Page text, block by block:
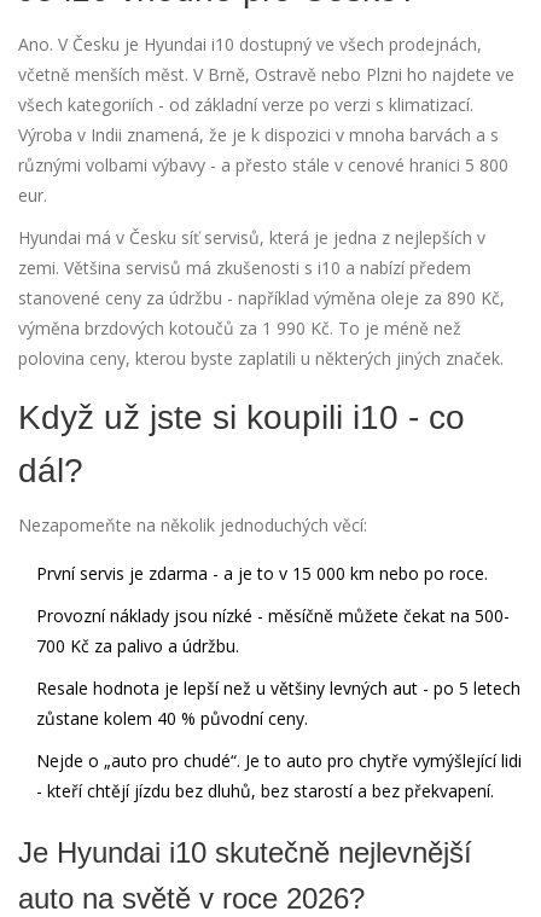
Ano. V Česku je Hyundai i10 dostupný ve všech prodejnách,
včetně menších měst. V Brně, Ostravě nebo Plzni ho najdete ve
všech kategoriích - od základní verze po verzi s klimatizací.
Výroba v Indii znamená, že je k dispozici v mnoha barvách a s
různými volbami výbavy - a přesto stále v cenové hranici 5 800
eur.
Hyundai má v Česku síť servisů, která je jedna z nejlepších v
zemi. Většina servisů má zkušenosti s i10 a nabízí předem
stanovené ceny za údržbu - například výměna oleje za 890 Kč,
výměna brzdových kotoučů za 1 990 Kč. To je méně než
polovina ceny, kterou byste zaplatili u některých jiných značek.
Když už jste si koupili i10 - co
dál?
Nezapomeňte na několik jednoduchých věcí:
První servis je zdarma - a je to v 15 000 km nebo po roce.
Provozní náklady jsou nízké - měsíčně můžete čekat na 500-
700 Kč za palivo a údržbu.
Resale hodnota je lepší než u většiny levných aut - po 5 letech
zůstane kolem 40 % původní ceny.
Nejde o „auto pro chudé“. Je to auto pro chytře vymýšlející lidi
- kteří chtějí jízdu bez dluhů, bez starostí a bez překvapení.
Je Hyundai i10 skutečně nejlevnější
auto na světě v roce 2026?